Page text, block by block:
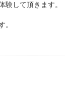
験して頂きます。
。